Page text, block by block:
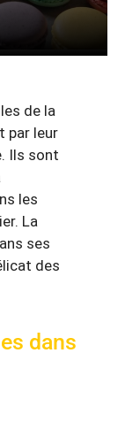
de la
par leur
Ils sont
les
La
ses
des
dans